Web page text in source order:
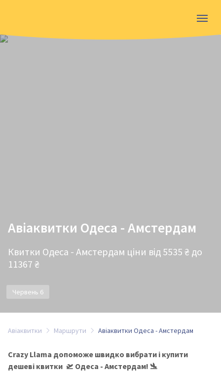
Авіаквитки Одеса - Амстердам
Квитки Одеса - Амстердам ціни від 5535 ₴ до
11367 ₴
Червень 6
Авіаквитки Маршрути Авіаквитки Одеса - Амстердам
Crazy Llama допоможе швидко вибрати і купити
дешеві квитки 🛫 Одеса - Амстердам! 🛬